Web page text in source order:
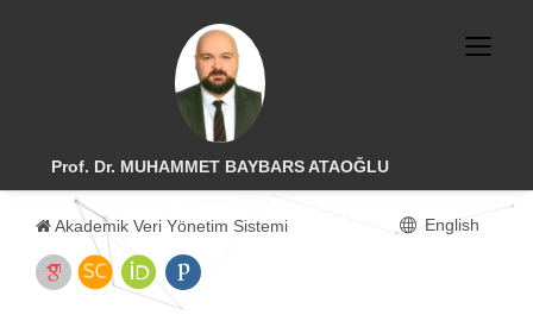
Prof. Dr. MUHAMMET BAYBARS ATAOĞLU
Akademik Veri Yönetim Sistemi English